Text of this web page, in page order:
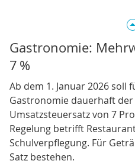
Gastronomie:
7 %
Ab dem 1. Januar 2026 soll
Gastronomie dauerhaft
Umsatzsteuersatz von 7
Regelung betrifft
Schulverpflegung. Für
Satz bestehen.